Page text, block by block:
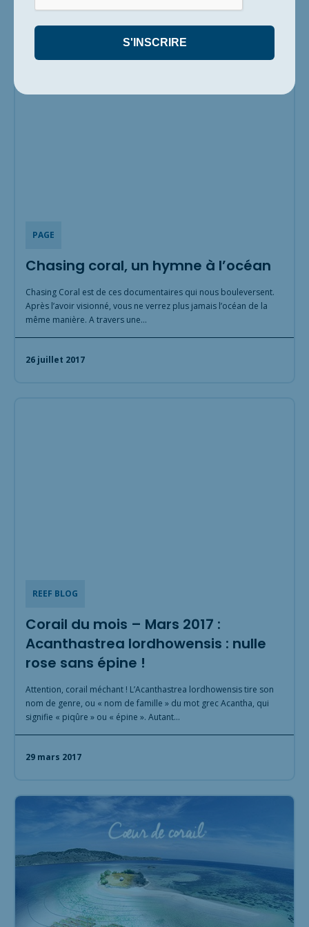
PAGE
Chasing coral, un hymne à l’océan
Chasing Coral est de ces documentaires qui nous bouleversent.
Après l’avoir visionné, vous ne verrez plus jamais l’océan de la
même manière. A travers une…
26 juillet 2017
REEF BLOG
Corail du mois – Mars 2017 :
Acanthastrea lordhowensis : nulle
rose sans épine !
Attention, corail méchant ! L’Acanthastrea lordhowensis tire son
nom de genre, ou « nom de famille » du mot grec Acantha, qui
signifie « piqûre » ou « épine ». Autant…
29 mars 2017